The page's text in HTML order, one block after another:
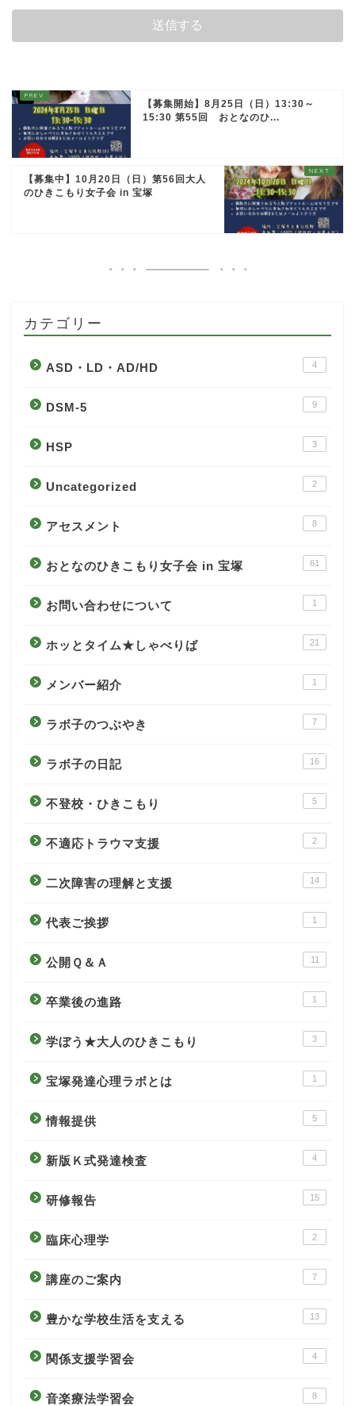
【募集開始】8月25日（日）13:30～
15:30 第55回 おとなのひ...
【募集中】10月20日（日）第56回大人
のひきこもり女子会 in 宝塚
カテゴリー
ASD・LD・AD/HD 4
DSM-5 9
HSP 3
Uncategorized 2
アセスメント 8
おとなのひきこもり女子会 in 宝塚 61
お問い合わせについて 1
ホッとタイム★しゃべりば 21
メンバー紹介 1
ラボ子のつぶやき 7
ラボ子の日記 16
不登校・ひきこもり 5
不適応トラウマ支援 2
二次障害の理解と支援 14
代表ご挨拶 1
公開Ｑ＆Ａ 11
卒業後の進路 1
学ぼう★大人のひきこもり 3
宝塚発達心理ラボとは 1
情報提供 5
新版Ｋ式発達検査 4
研修報告 15
臨床心理学 2
講座のご案内 7
豊かな学校生活を支える 13
関係支援学習会 4
音楽療法学習会 8